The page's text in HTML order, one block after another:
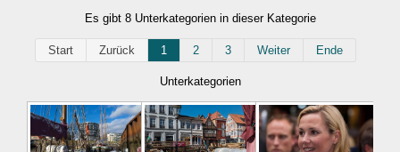
Es gibt 8 Unterkategorien in dieser Kategorie
Start Zurück 1 2 3 Weiter Ende
Unterkategorien